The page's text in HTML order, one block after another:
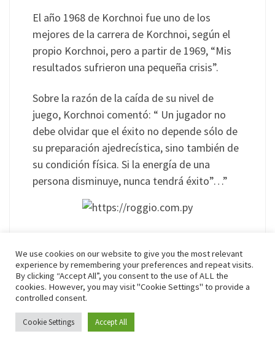
El año 1968 de Korchnoi fue uno de los
mejores de la carrera de Korchnoi, según el
propio Korchnoi, pero a partir de 1969, “Mis
resultados sufrieron una pequeña crisis”.
Sobre la razón de la caída de su nivel de
juego, Korchnoi comentó: “ Un jugador no
debe olvidar que el éxito no depende sólo de
su preparación ajedrecística, sino también de
su condición física. Si la energía de una
persona disminuye, nunca tendrá éxito”…”
Reto 721 y solución del 720
en ABC Color de Paraguay
Este es el reto de la semana, y la solución del
We use cookies on our website to give you the most relevant
experience by remembering your preferences and repeat visits.
By clicking “Accept All”, you consent to the use of ALL the
cookies. However, you may visit "Cookie Settings" to provide a
controlled consent.
Cookie Settings Accept All